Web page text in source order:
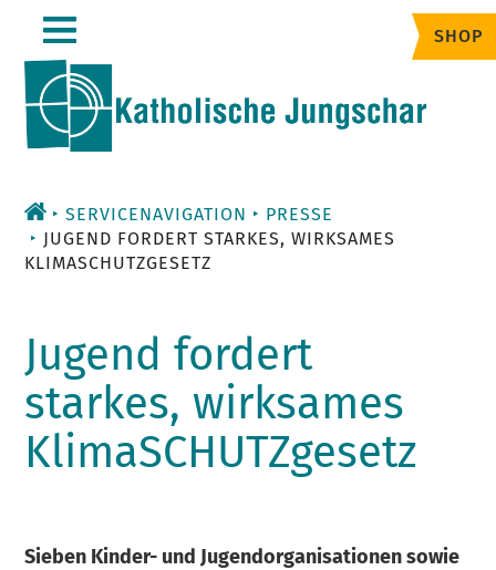
Inhalt
SHOP
SERVICENAVIGATION
PRESSE
JUGEND FORDERT STARKES, WIRKSAMES
KLIMASCHUTZGESETZ
Jugend fordert
starkes, wirksames
KlimaSCHUTZgesetz
Sieben Kinder- und Jugendorganisationen sowie